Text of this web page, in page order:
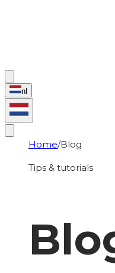
nl
Home/Blog
Tips & tutorials